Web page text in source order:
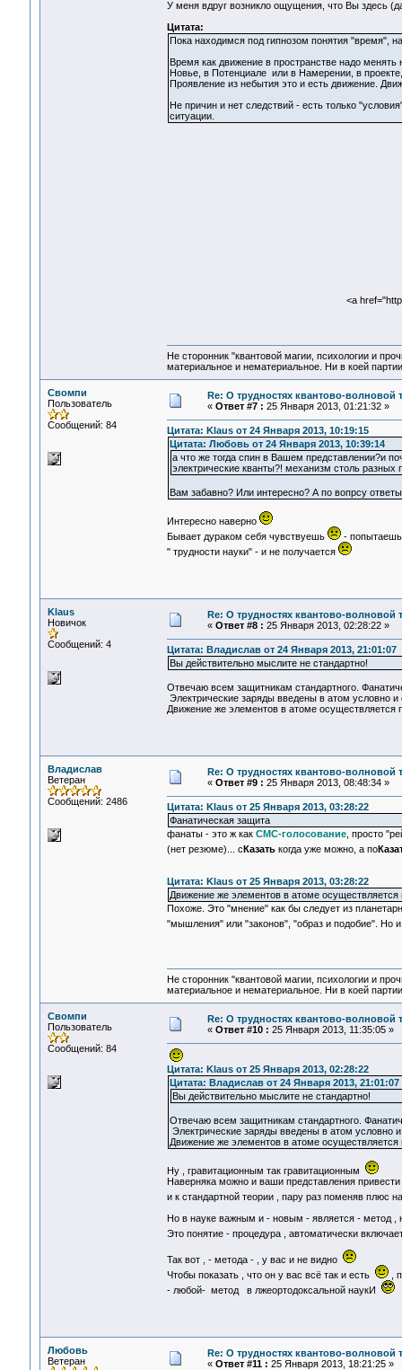
У меня вдруг возникло ощущения, что Вы здесь
Цитата:
Пока находимся под гипнозом понятия "время",
Время как движение в пространстве надо
Новье, в Потенциале или в Намерении, в
Проявление из небытия это и есть движение.
Не причин и нет следствий - есть только
ситуации.
<a
Не сторонник "квантовой магии, психологии и
материальное и нематериальное. Ни в коей
Свомпи
Пользователь
Сообщений: 84
Re: О трудностях квантово-волновой
« Ответ #7 : 25 Января 2013, 01:21:32 »
Цитата: Klaus от 24 Января 2013, 10:19:15
Цитата: Любовь от 24 Января 2013, 10:39:14
а что же тогда спин в Вашем представлении?и
электрические кванты?! механизм столь разных
Вам забавно? Или интересно? А по вопрсу
Интересно наверно
Бывает дураком себя чувствуешь
-
" трудности науки" - и не получается
Klaus
Новичок
Сообщений: 4
Re: О трудностях квантово-волновой
« Ответ #8 : 25 Января 2013, 02:28:22 »
Цитата: Владислав от 24 Января 2013, 21:01:07
Вы действительно мыслите не стандартно!
Отвечаю всем защитникам стандартного.
Электрические заряды введены в атом условно и
Движение же элементов в атоме осуществляется
Владислав
Ветеран
Сообщений: 2486
Re: О трудностях квантово-волновой
« Ответ #9 : 25 Января 2013, 08:48:34 »
Цитата: Klaus от 25 Января 2013, 03:28:22
Фанатическая защита
фанаты - это ж как СМС-голосование, просто
(нет резюме)... с Казатькогда уже можно, а по
Цитата: Klaus от 25 Января 2013, 03:28:22
Движение же элементов в атоме
Похоже. Это "мнение" как бы следует из
"мышления" или "законов", "образ и подобие". Но
Не сторонник "квантовой магии, психологии и
материальное и нематериальное. Ни в коей
Свомпи
Пользователь
Сообщений: 84
Re: О трудностях квантово-волновой
« Ответ #10 : 25 Января 2013, 11:35:05 »
Цитата: Klaus от 25 Января 2013, 02:28:22
Цитата: Владислав от 24 Января 2013, 21:01:07
Вы действительно мыслите не стандартно!
Отвечаю всем защитникам стандартного.
Электрические заряды введены в атом условно
Движение же элементов в атоме
Ну , гравитационным так гравитационным
Наверняка можно и ваши представления
и к стандартной теории , пару раз поменяв плюс
Но в науке важным и - новым - является - метод ,
Это понятие - процедура , автоматически
Так вот , - метода - , у вас и не видно
Чтобы показать , что он у вас всё так и есть
,
- любой- метод в лжеортодоксальной наукИ
Любовь
Ветеран
Re: О трудностях квантово-волновой
« Ответ #11 : 25 Января 2013, 18:21:25 »